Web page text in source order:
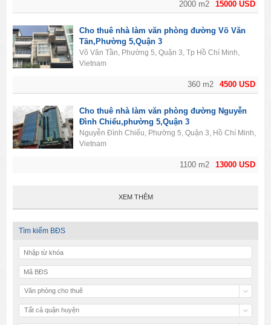
15000 USD
2000 m2
4500 USD
360 m2
Cho thuê nhà làm văn phòng đường Võ Văn
Tần,Phường 5,Quận 3
Võ Văn Tần, Phường 5, Quận 3, Tp Hồ Chí Minh,
Vietnam
13000 USD
1100 m2
Cho thuê nhà làm văn phòng đường Nguyễn
Đình Chiểu,phường 5,Quận 3
Nguyễn Đình Chiểu, Phường 5, Quận 3, Hồ Chí Minh,
Vietnam
XEM THÊM
Tìm kiếm BĐS
Văn phòng cho thuê
Tất cả quận huyện